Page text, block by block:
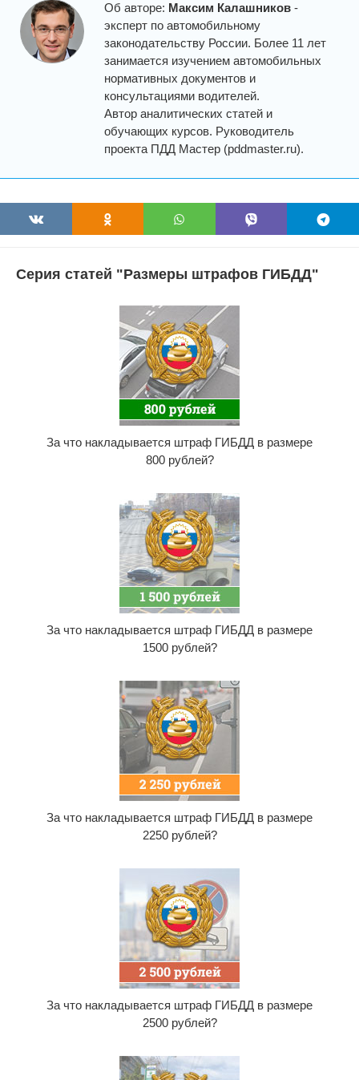
Об авторе: Максим Калашников -
эксперт по автомобильному
законодательству России. Более 11 лет
занимается изучением автомобильных
нормативных документов и
консультациями водителей.
Автор аналитических статей и
обучающих курсов. Руководитель
проекта ПДД Мастер (pddmaster.ru).
Серия статей "Размеры штрафов ГИБДД"
За что накладывается штраф ГИБДД в размере
800 рублей?
За что накладывается штраф ГИБДД в размере
1500 рублей?
За что накладывается штраф ГИБДД в размере
2250 рублей?
За что накладывается штраф ГИБДД в размере
2500 рублей?